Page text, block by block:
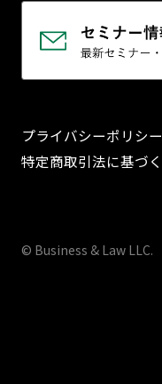
プライバシーポリシー
特定商取引法に基づ
© Business & Law LLC.